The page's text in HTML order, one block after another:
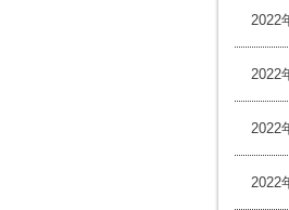
2022
2022
2022
2022